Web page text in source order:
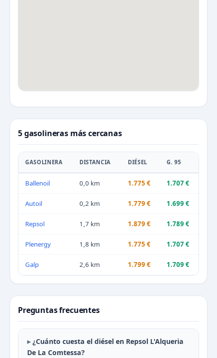
5 gasolineras más cercanas
GASOLINERA DISTANCIA DIÉSEL G. 95
Ballenoil 0,0 km 1.775 € 1.707 €
Autoil 0,2 km 1.779 € 1.699 €
Repsol 1,7 km 1.879 € 1.789 €
Plenergy 1,8 km 1.775 € 1.707 €
Galp 2,6 km 1.799 € 1.709 €
Preguntas frecuentes
¿Cuánto cuesta el diésel en Repsol L'Alqueria
De La Comtessa?